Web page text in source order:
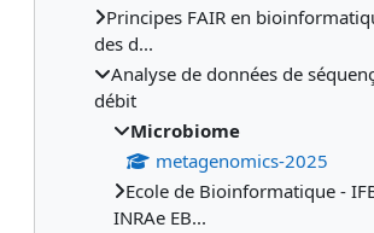
Principes FAIR en
des d...
Analyse de données de
débit
Microbiome
metagenomics-2025
Ecole de Bioinformatique -
INRAe EB...